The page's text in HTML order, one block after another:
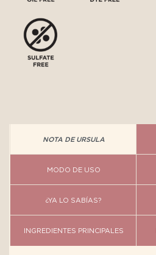
NOTA DE URSULA
MODO DE USO
¿YA LO SABÍAS?
INGREDIENTES PRINCIPALES